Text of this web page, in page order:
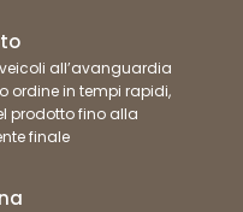
all’avanguardia
ordine in tempi rapidi,
prodotto fino alla
finale